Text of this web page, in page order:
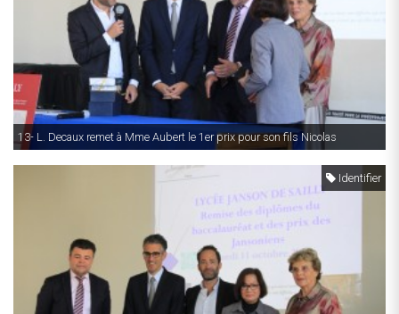
13- L. Decaux remet à Mme Aubert le 1er prix pour son fils Nicolas
Identifier